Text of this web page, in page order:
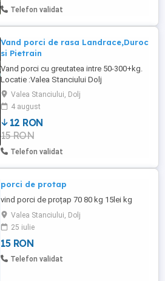
Telefon validat
Vand porci de rasa Landrace,Duroc
si Pietrain
Vand porci cu greutatea intre 50-300+kg.
Locatie :Valea Stanciului Dolj
Valea Stanciului, Dolj
4 august
12 RON
15 RON
Telefon validat
porci de protap
vind porci de proțap 70 80 kg 15lei kg
Valea Stanciului, Dolj
25 iulie
15 RON
Telefon validat